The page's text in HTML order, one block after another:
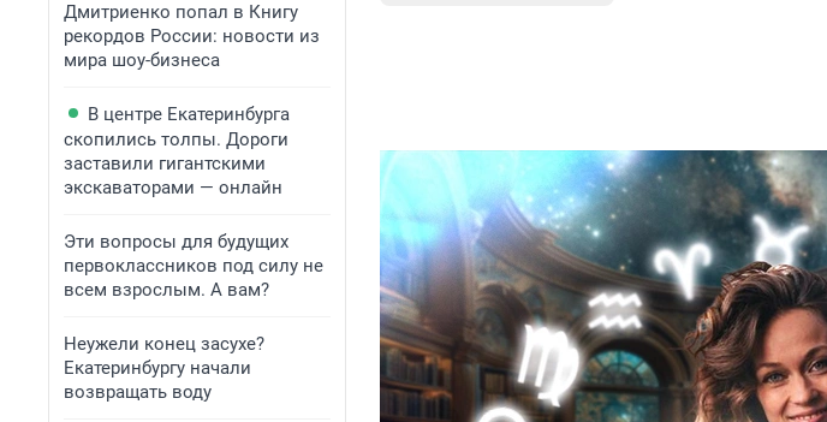
Дмитриенко попал в Книгу
рекордов России: новости из
мира шоу-бизнеса
В центре Екатеринбурга
скопились толпы. Дороги
заставили гигантскими
экскаваторами — онлайн
Эти вопросы для будущих
первоклассников под силу не
всем взрослым. А вам?
Неужели конец засухе?
Екатеринбургу начали
возвращать воду